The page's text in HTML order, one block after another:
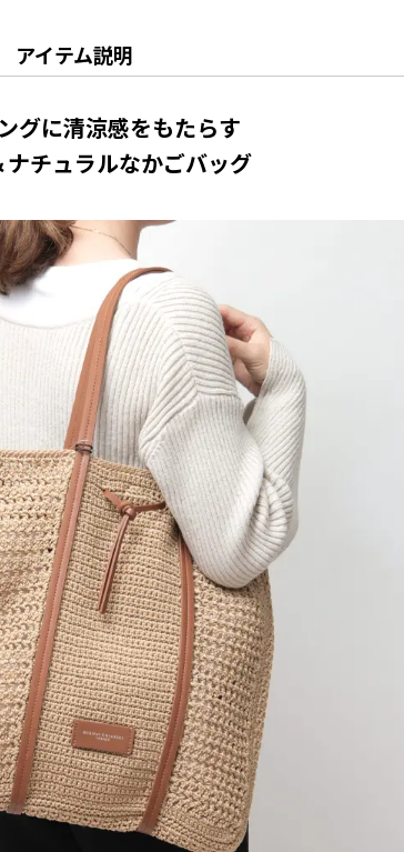
アイテム説明
グに清涼感をもたらす
ナチュラルなかごバッグ